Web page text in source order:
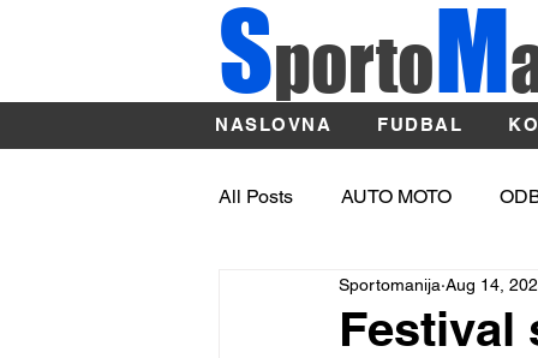
SportoM
NASLOVNA FUDBAL
All Posts AUTO MOTO
OSTALI SPORTOVI
Festival
Sportomanija Aug 14,